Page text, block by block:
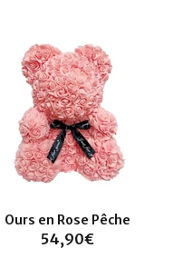
Ours en Rose Pêche
54,90€